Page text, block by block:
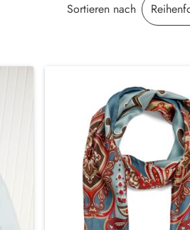
Sortieren nach